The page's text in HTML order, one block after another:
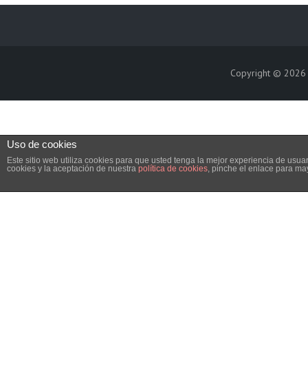
Copyright © 2026
Uso de cookies
Este sitio web utiliza cookies para que usted tenga la mejor experiencia de
cookies y la aceptación de nuestra política de cookies, pinche el enlace para